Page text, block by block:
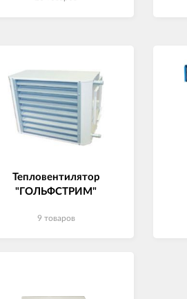
Тепловентилятор
"ГОЛЬФСТРИМ"
9 товаров